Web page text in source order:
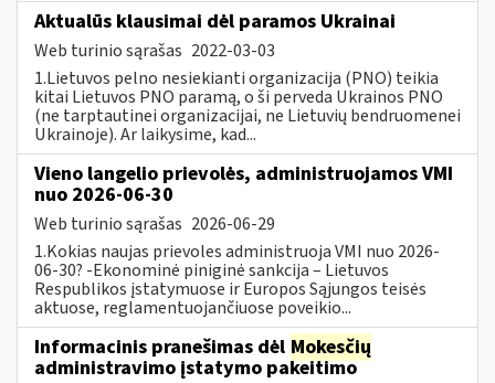
Aktualūs klausimai dėl paramos Ukrainai
Web turinio sąrašas 2022-03-03
1.Lietuvos pelno nesiekianti organizacija (PNO) teikia
kitai Lietuvos PNO paramą, o ši perveda Ukrainos PNO
(ne tarptautinei organizacijai, ne Lietuvių bendruomenei
Ukrainoje). Ar laikysime, kad...
Vieno langelio prievolės, administruojamos VMI
nuo 2026-06-30
Web turinio sąrašas 2026-06-29
1.Kokias naujas prievoles administruoja VMI nuo 2026-
06-30? -Ekonominė piniginė sankcija – Lietuvos
Respublikos įstatymuose ir Europos Sąjungos teisės
aktuose, reglamentuojančiuose poveikio...
Informacinis pranešimas dėl Mokesčių
administravimo įstatymo pakeitimo